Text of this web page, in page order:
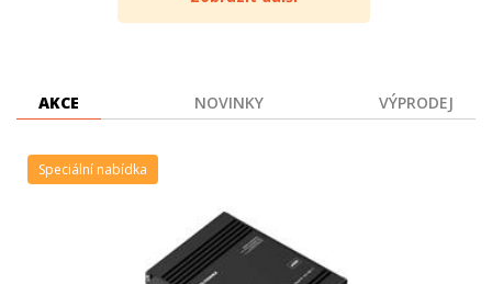
AKCE NOVINKY VÝPRODEJ
Speciální nabídka